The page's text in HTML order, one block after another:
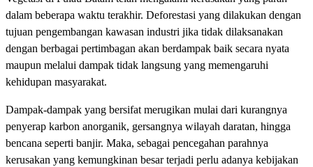
dalam beberapa waktu terakhir. Deforestasi yang dilakukan dengan
tujuan pengembangan kawasan industri jika tidak dilaksanakan
dengan berbagai pertimbagan akan berdampak baik secara nyata
maupun melalui dampak tidak langsung yang memengaruhi
kehidupan masyarakat.
Dampak-dampak yang bersifat merugikan mulai dari kurangnya
penyerap karbon anorganik, gersangnya wilayah daratan, hingga
bencana seperti banjir. Maka, sebagai pencegahan parahnya
kerusakan yang kemungkinan besar terjadi perlu adanya kebijakan